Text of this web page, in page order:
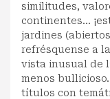
similitudes,
continentes...
jardines
refrésquense a
vista inusual de
menos
títulos con